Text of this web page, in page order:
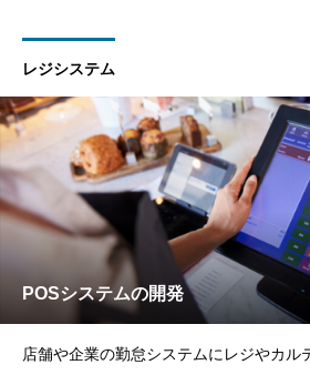
レジシステム
POSシステムの開発
店舗や企業の勤怠システムにレジやカル